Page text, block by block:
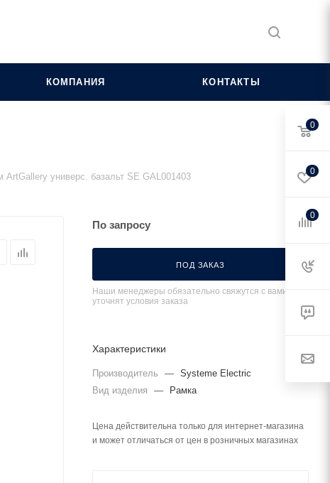
КОМПАНИЯ КОНТАКТЫ
ArtGallery универс. базальт SE GAL001403
По запросу
ПОД ЗАКАЗ
Наши менеджеры обязательно свяжутся с вами и
уточнят условия заказа
Характеристики
Производитель — Systeme Electric
Вид изделия
— Рамка
Цена действительна только для интернет-магазина
и может отличаться от цен в розничных магазинах
0
0
0